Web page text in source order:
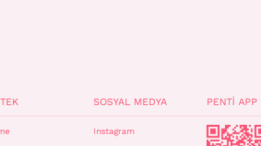
SOSYAL MEDYA
Instagram
PENTI APP